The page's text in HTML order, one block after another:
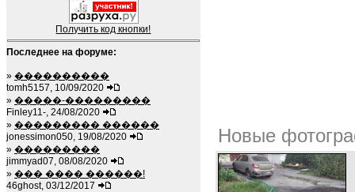
Получить код кнопки!
Последнее на форуме:
» ����������
tomh5157, 10/09/2020
» �����-���������
Finley11-, 24/08/2020
» ��������� ������
jonessimon050, 19/08/2020
» ���������
jimmyad07, 08/08/2020
» ��� ���� ������!
46ghost, 03/12/2017
Новые